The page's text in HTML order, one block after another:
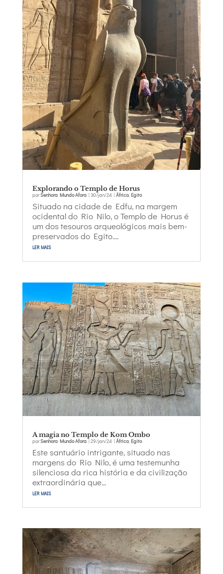
Explorando o Templo de Horus
porSenhora Mundo Afora| 30/jan/24| África, Egito
Situado na cidade de Edfu, na margem
ocidental do Rio Nilo, o Templo de Horus é
um dos tesouros arqueológicos mais bem-
preservados do Egito....
ler mais
A magia no Templo de Kom Ombo
porSenhora Mundo Afora| 29/jan/24| África, Egito
Este santuário intrigante, situado nas
margens do Rio Nilo, é uma testemunha
silenciosa da rica história e da civilização
extraordinária que...
ler mais